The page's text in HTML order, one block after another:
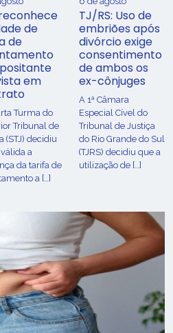
de
de
em
Turma do
Tribunal de
(STJ) decidiu
a
da tarifa de
a […]
TJ/RS: Uso de
embriões após
divórcio exige
consentimento
de ambos os
ex-cônjuges
A 1ª Câmara
Especial Cível do
Tribunal de Justiça
do Rio Grande do Sul
(TJRS) decidiu que a
utilização de […]